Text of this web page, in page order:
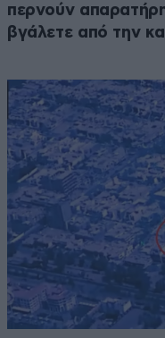
περνούν
βγάλετε από την